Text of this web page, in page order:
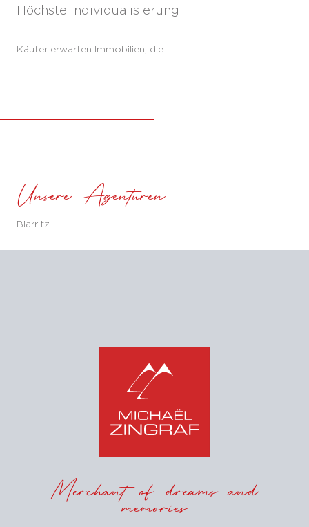
Höchste Individualisierung
Käufer erwarten Immobilien, die
Unsere Agenturen
Biarritz
Merchant of dreams and
memories